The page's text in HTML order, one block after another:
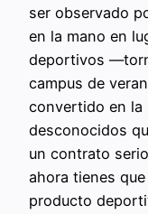
ser observado
en la mano en
deportivos
campus de
convertido en la
desconocidos
un contrato
ahora tienes
producto